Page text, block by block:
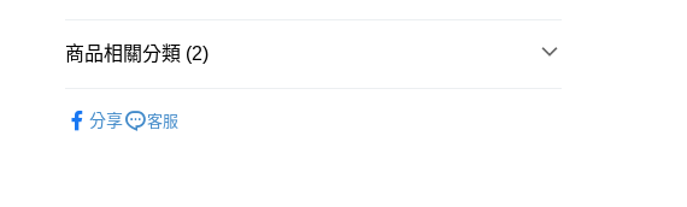
商品相關分類 (2)
分享 客服